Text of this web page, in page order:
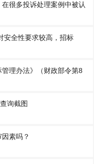
很多投诉处理案例中被认
安全性要求较高，招标
理办法》（财政部令第8
询截图
素吗？